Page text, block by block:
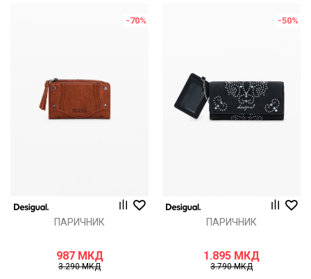
-70%
ПАРИЧНИК
987 МКД
3.290МКД
-50%
ПАРИЧНИК
1.895 МКД
3.790МКД